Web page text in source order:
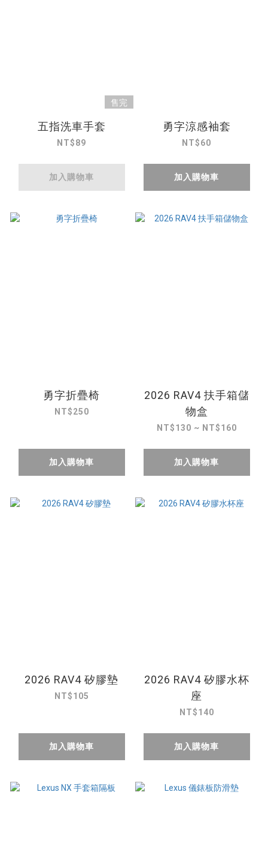
售完
五指洗車手套
NT$89
加入購物車
勇字涼感袖套
NT$60
加入購物車
勇字折疊椅
NT$250
加入購物車
2026 RAV4 扶手箱儲
物盒
NT$130 ~ NT$160
加入購物車
2026 RAV4 矽膠墊
NT$105
加入購物車
2026 RAV4 矽膠水杯
座
NT$140
加入購物車